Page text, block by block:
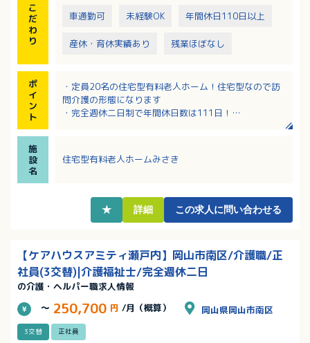
こ
だ
わ
り
車通勤可 未経験OK 年間休日110日以上
産休・育休実績あり 残業ほぼなし
ポ
イ
ン
ト
・定員20名の住宅型有料老人ホーム！住宅型なので訪
問介護の形態になります
・完全週休二日制で年間休日数は111日！
減に取り組んでいます
施
設
名
住宅型有料老人ホームみさき
★ 詳細 この求人に問い合わせる
【ケアハウスアミティ瀬戸内】岡山市南区/介護職/正
社員(3交替)|介護福祉士/完全週休二日
の介護・ヘルパー職求人情報
～ 250,700 円 /月（概算） 岡山県岡山市南区
3交替 正社員